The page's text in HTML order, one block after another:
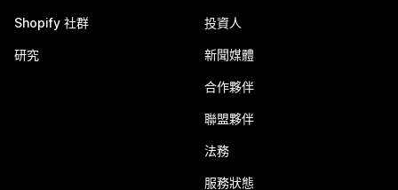
Shopify 社群
研究
投資人
新聞媒體
合作夥伴
聯盟夥伴
法務
服務狀態